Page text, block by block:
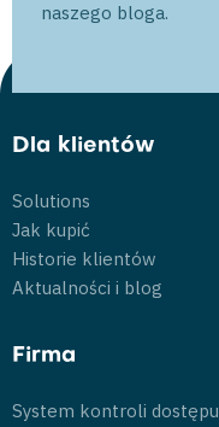
naszego bloga.
Dla klientów
Solutions
Jak kupić
Historie klientów
Aktualności i blog
Firma
System kontroli dostępu